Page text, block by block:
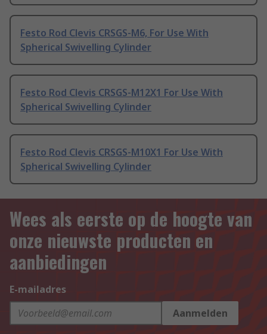
Festo Rod Clevis CRSGS-M6, For Use With
Spherical Swivelling Cylinder
Festo Rod Clevis CRSGS-M12X1 For Use With
Spherical Swivelling Cylinder
Festo Rod Clevis CRSGS-M10X1 For Use With
Spherical Swivelling Cylinder
Wees als eerste op de hoogte van
onze nieuwste producten en
aanbiedingen
E-mailadres
Aanmelden